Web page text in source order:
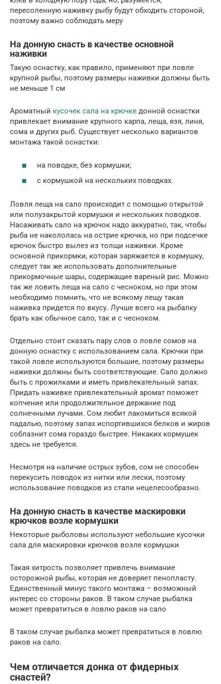
пересоленную наживку рыбу будут обходить стороной,
поэтому важно соблюдать меру
На донную снасть в качестве основной
наживки
Такую оснастку, как правило, применяют при ловле
крупной рыбы, поэтому размеры наживки должны быть
не меньше 1 см
Ароматный кусочек сала на крючке донной оснастки
привлекает внимание крупного карпа, леща, язя, линя,
сома и других рыб. Существует несколько вариантов
монтажа такой оснастки:
на поводке, без кормушки;
с кормушкой на нескольких поводках.
Ловля леща на сало происходит с помощью открытой
или полузакрытой кормушки и нескольких поводков.
Насаживать сало на крючок надо аккуратно, так, чтобы
рыба не накололась на острие крючка, но при подсечке
крючок быстро вылез из толщи наживки. Кроме
основной прикормки, которая заряжается в кормушку,
следует так же использовать дополнительные
прикормочные шары, содержащие вареный рис. Можно
так же ловить леща на сало с чесноком, но при этом
необходимо помнить, что не всякому лещу такая
наживка придется по вкусу. Лучше всего на рыбалку
брать как обычное сало, так и с чесноком.
Отдельно стоит сказать пару слов о ловле сомов на
донную оснастку с использованием сала. Крючки при
такой ловле используются большие, поэтому размеры
наживки должны быть соответствующие. Сало должно
быть с прожилками и иметь привлекательный запах.
Придать наживке привлекательный аромат поможет
копчение или продолжительное держание под
солнечными лучами. Сом любит лакомиться всякой
падалью, поэтому запах испортившихся белков и жиров
соблазнит сома гораздо быстрее. Никаких кормушек
здесь не требуется.
Несмотря на наличие острых зубов, сом не способен
перекусить поводок из нитки или лески, поэтому
использование поводков из стали нецелесообразно.
На донную снасть в качестве маскировки
крючков возле кормушки
Некоторые рыболовы используют небольшие кусочки
сала для маскировки крючков возле кормушки
Такая хитрость позволяет привлечь внимание
осторожной рыбы, которая не доверяет пенопласту.
Единственный минус такого монтажа – возможный
интерес со стороны раков. В таком случае рыбалка
может превратиться в ловлю раков на сало
В таком случае рыбалка может превратиться в ловлю
раков на сало.
Чем отличается донка от фидерных
снастей?